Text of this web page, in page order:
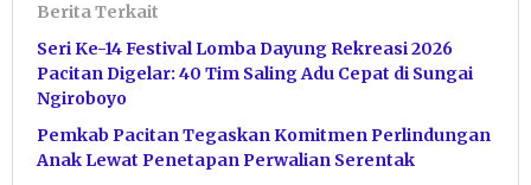
Berita Terkait
Seri Ke-14 Festival Lomba Dayung Rekreasi 2026
Pacitan Digelar: 40 Tim Saling Adu Cepat di Sungai
Ngiroboyo
Pemkab Pacitan Tegaskan Komitmen Perlindungan
Anak Lewat Penetapan Perwalian Serentak